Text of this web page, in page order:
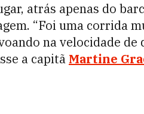
atrás apenas do
“Foi uma corrida
na velocidade de
a capitã Martine